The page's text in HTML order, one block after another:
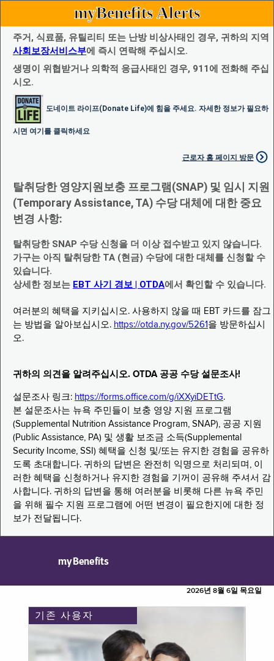
myBenefits Alerts
주거, 식료품, 유틸리티 또는 난방 비상사태인 경우, 귀하의 지역
사회보장서비스부에 즉시 연락해 주십시오.
생명이 위협받거나 의학적 응급사태인 경우, 911에 전화해 주십
시오.
도네이트 라이프(Donate Life)에 힘을 주세요. 자세한 정보가 필요하
시면 여기를 클릭하세요
근로자 홈 페이지 방문
탈취당한 영양지원보충 프로그램(SNAP) 및 임시 지원
(Temporary Assistance, TA) 수당 대체에 대한 중요
변경 사항:
탈취당한 SNAP 수당 신청을 더 이상 접수받고 있지 않습니다.
가구는 아직 탈취당한 TA (현금) 수당에 대한 대체를 신청할 수
있습니다.
상세한 정보는 EBT 사기 경보 | OTDA에서 확인할 수 있습니다.
여러분의 혜택을 지키십시오. 사용하지 않을 때 EBT 카드를 잠그
는 방법을 알아보십시오. https://otda.ny.gov/5261 을 방문하십시
오.
귀하의 의견을 알려주십시오. OTDA 공공 수당 설문조사!
설문조사 링크: https://forms.office.com/g/iXXyiDETtG.
본 설문조사는 뉴욕 주민들이 보충 영양 지원 프로그램
(Supplemental Nutrition Assistance Program, SNAP), 공공 지원
(Public Assistance, PA) 및 생활 보조금 소득(Supplemental
Security Income, SSI) 혜택을 신청 및/또는 유지한 경험을 공유하
도록 초대합니다. 귀하의 답변은 완전히 익명으로 처리되며, 이
러한 혜택을 신청하거나 유지한 경험을 기꺼이 공유해 주셔서 감
사합니다. 귀하의 답변을 통해 여러분을 비롯해 다른 뉴욕 주민
을 위해 필수 지원 프로그램에 어떤 변경이 필요한지에 대한 정
보가 전달됩니다.
myBenefits
2026년 8월 6일 목요일
기존 사용자